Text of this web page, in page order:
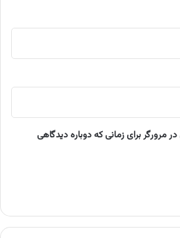
مرورگر برای زمانی که دوباره دیدگاهی